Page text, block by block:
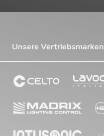
Unsere Vertriebsmarken